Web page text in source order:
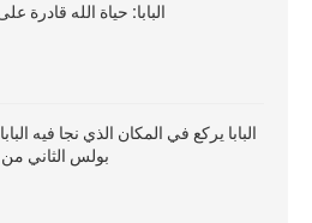
البابا: حياة الله قادرة
البابا يركع في المكان الذي نجا فيه
بولس الثاني من